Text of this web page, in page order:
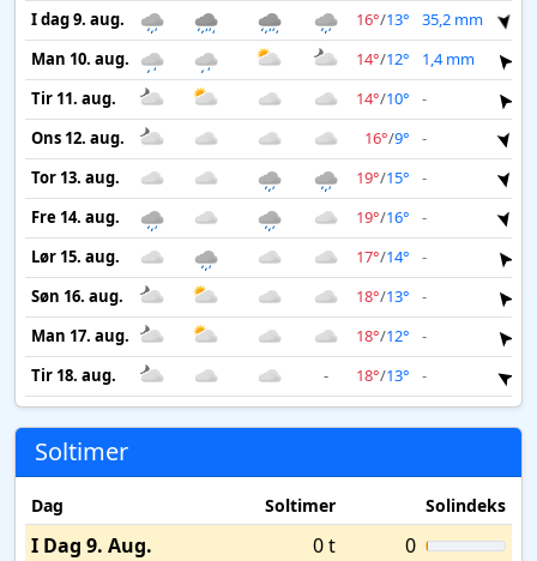
I dag 9. aug. 16°/13° 35,2 mm
Man 10. aug.
14°/12° 1,4 mm
Tir 11. aug.
14°/10° -
Ons 12. aug.
16°/9° -
Tor 13. aug.
19°/15° -
Fre 14. aug.
19°/16° -
Lør 15. aug.
17°/14° -
Søn 16. aug.
18°/13° -
Man 17. aug.
18°/12° -
Tir 18. aug.
- 18°/13° -
Soltimer
Dag Soltimer Solindeks
I Dag 9. Aug. 0 t
0